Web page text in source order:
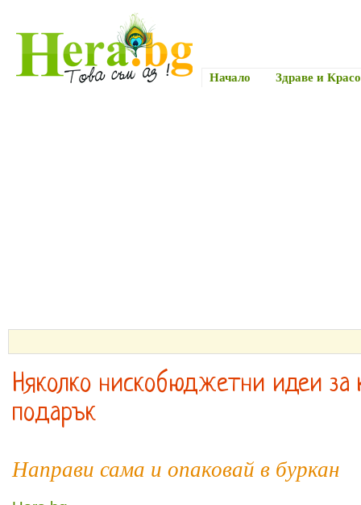
Начало Здраве и
Няколко нискобюджетни идеи за
подарък
Направи сама и опаковай в буркан